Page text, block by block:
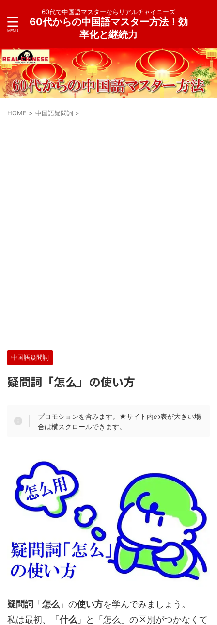
60代で中国語マスターならリアルチャイニーズ
60代からの中国語マスター方法！効
率化と継続力
HOME > 中国語疑問詞 >
中国語疑問詞
疑問詞「怎么」の使い方
プロモションを含みます。★サイト内の表が大きい場
合は横スクロールできます。
疑問詞 「怎么 」の使い方を学んでみましょう。
私は最初、「什么 」と「怎么」の区別がつかなくて